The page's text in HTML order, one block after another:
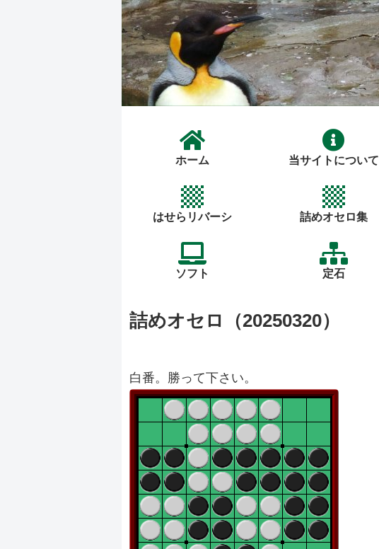
ホーム 当サイトについて
はせらリバーシ 詰めオセロ集
ソフト 定石
詰めオセロ（20250320）
白番。勝って下さい。